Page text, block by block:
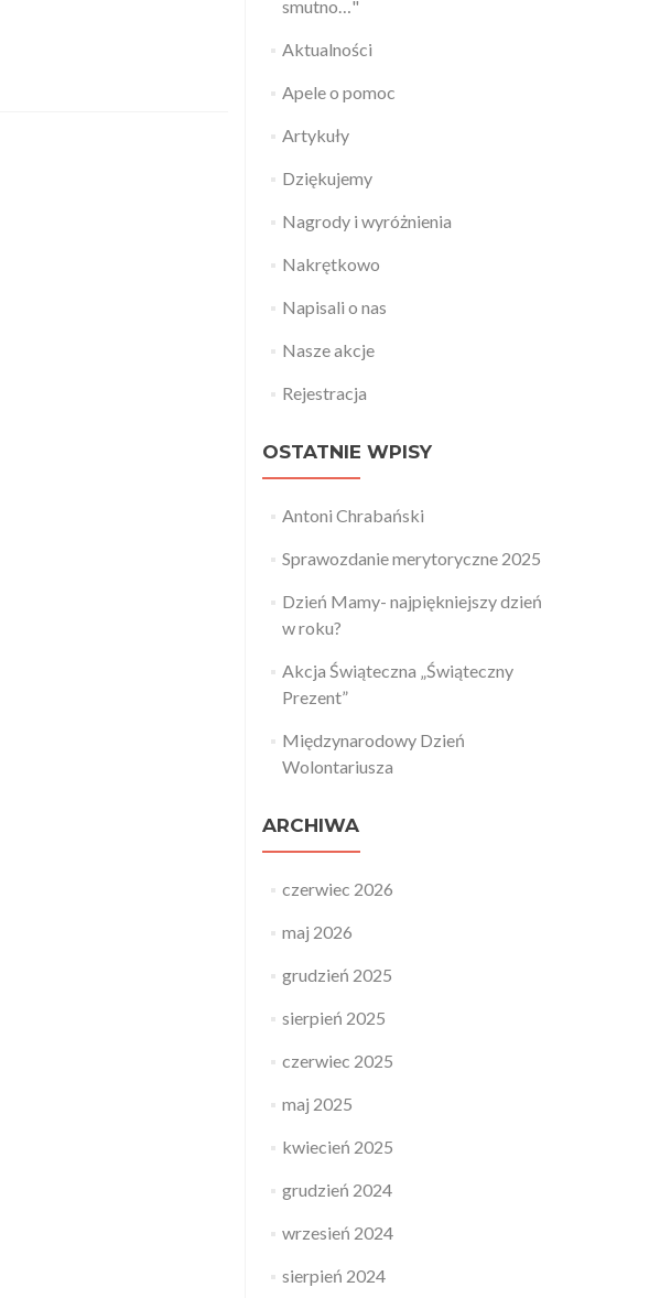
smutno…"
Aktualności
Apele o pomoc
Artykuły
Dziękujemy
Nagrody i wyróżnienia
Nakrętkowo
Napisali o nas
Nasze akcje
Rejestracja
OSTATNIE WPISY
Antoni Chrabański
Sprawozdanie merytoryczne 2025
Dzień Mamy- najpiękniejszy dzień
w roku?
Akcja Świąteczna „Świąteczny
Prezent”
Międzynarodowy Dzień
Wolontariusza
ARCHIWA
czerwiec 2026
maj 2026
grudzień 2025
sierpień 2025
czerwiec 2025
maj 2025
kwiecień 2025
grudzień 2024
wrzesień 2024
sierpień 2024